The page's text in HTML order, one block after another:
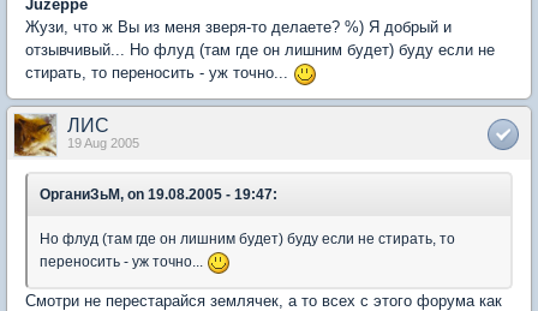
Juzeppe
Жузи, что ж Вы из меня зверя-то делаете? %) Я добрый и
отзывчивый... Но флуд (там где он лишним будет) буду если не
стирать, то переносить - уж точно...
ЛИС
19 Aug 2005
ОрганиЗьМ, on 19.08.2005 - 19:47:
Но флуд (там где он лишним будет) буду если не стирать, то
переносить - уж точно...
Смотри не перестарайся землячек, а то всех с этого форума как